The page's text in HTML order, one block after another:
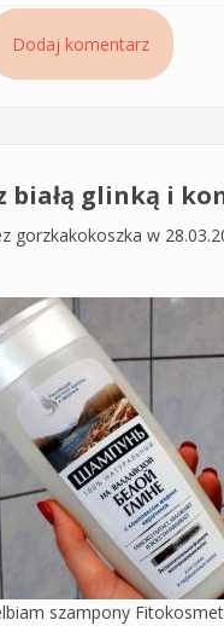
Balsam do włosów
Dodaj komentarz
białą glinką i
gorzkakokoszka w
szampony